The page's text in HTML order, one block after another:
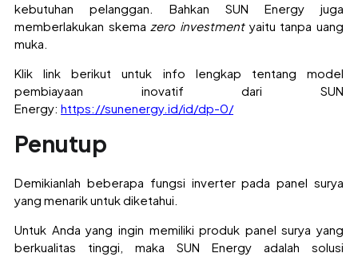
kebutuhan pelanggan. Bahkan SUN Energy juga
memberlakukan skema zero investmentyaitu tanpa uang
muka.
Klik link berikut untuk info lengkap tentang model
pembiayaan inovatif dari SUN
Energy: https://sunenergy.id/id/dp-0/
Penutup
Demikianlah beberapa fungsi inverter pada panel surya
yang menarik untuk diketahui.
Untuk Anda yang ingin memiliki produk panel surya yang
berkualitas tinggi, maka SUN Energy adalah solusi